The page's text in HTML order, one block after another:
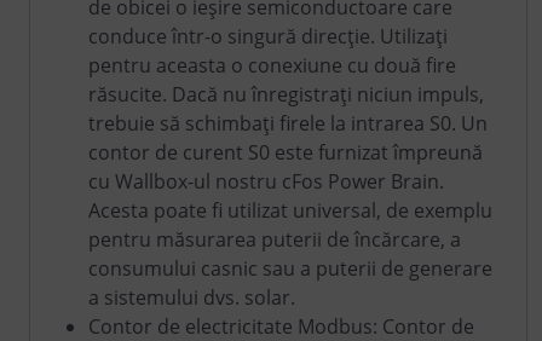
de obicei o ieșire semiconductoare care
conduce într-o singură direcție. Utilizați
pentru aceasta o conexiune cu două fire
răsucite. Dacă nu înregistrați niciun impuls,
trebuie să schimbați firele la intrarea S0. Un
contor de curent S0 este furnizat împreună
cu Wallbox-ul nostru cFos Power Brain.
Acesta poate fi utilizat universal, de exemplu
pentru măsurarea puterii de încărcare, a
consumului casnic sau a puterii de generare
a sistemului dvs. solar.
Contor de electricitate Modbus: Contor de